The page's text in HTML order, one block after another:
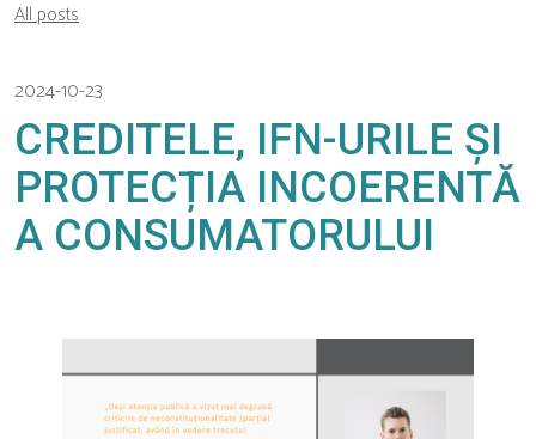
All posts
2024-10-23
CREDITELE, IFN-URILE ȘI
PROTECȚIA INCOERENTĂ
A CONSUMATORULUI